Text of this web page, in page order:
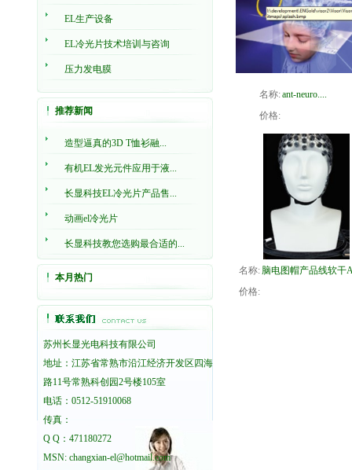
EL生产设备
EL冷光片技术培训与咨询
压力发电膜
推荐新闻
造型逼真的3D T恤衫融...
有机EL发光元件应用于液...
长显科技EL冷光片产品售...
动画el冷光片
长显科技教您选购最合适的...
本月热门
苏州长显光电科技有限公司
地址：江苏省常熟市沿江经济开发区四海
路11号常熟科创园2号楼105室
电话：0512-51910068
传真：
Q Q：471180272
MSN: changxian-el@hotmail.com
名称:ant-neuro....
价格:
名称: 脑电图帽产品线软干
价格: